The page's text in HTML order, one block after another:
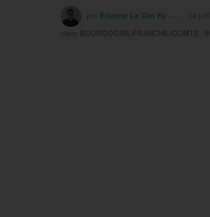
Etienne Le Van Ky